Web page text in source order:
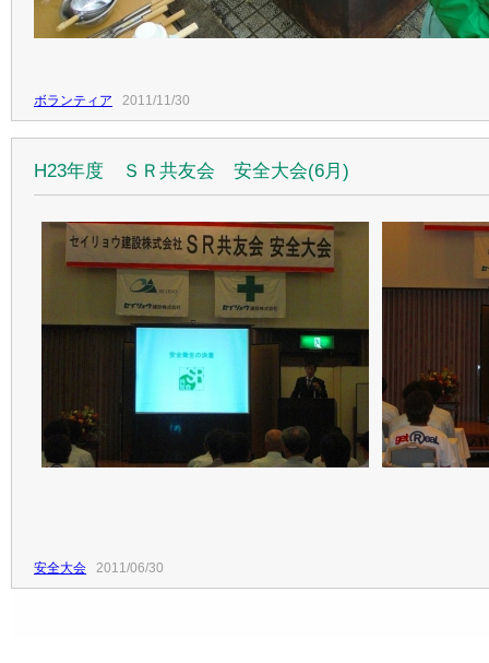
ボランティア 2011/11/30
H23年度 ＳＲ共友会 安全大会(6月)
安全大会 2011/06/30